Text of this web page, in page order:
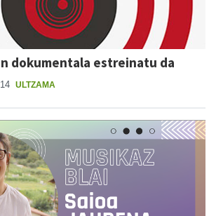
dokumentala estreinatu da
ULTZAMA